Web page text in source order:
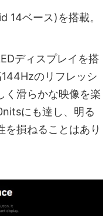
14ベース)を搭載。
ディスプレイを搭
のリフレッシ
く滑らかな映像を楽
にも達し、明る
を損ねることはあり